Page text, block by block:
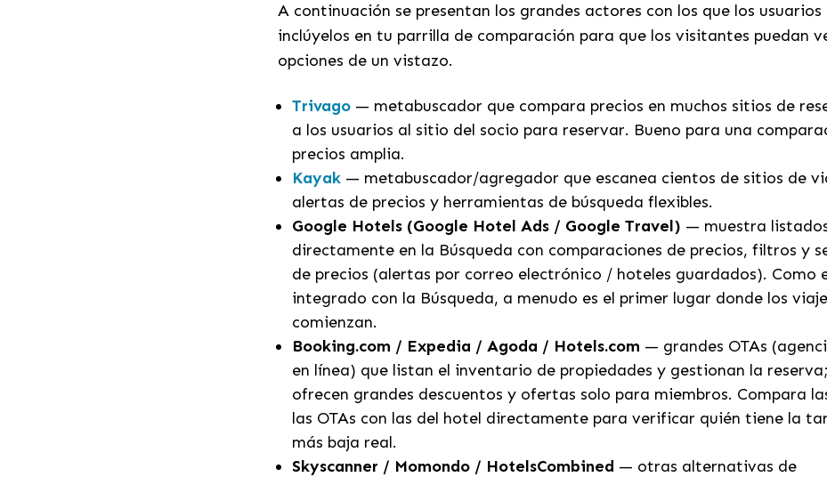
A continuación se presentan los grandes actores con los que los usuarios
inclúyelos en tu parrilla de comparación para que los visitantes puedan
opciones de un vistazo.
Trivago — metabuscador que compara precios en muchos sitios de
a los usuarios al sitio del socio para reservar. Bueno para una
precios amplia.
Kayak — metabuscador/agregador que escanea cientos de sitios de
alertas de precios y herramientas de búsqueda flexibles.
Google Hotels (Google Hotel Ads / Google Travel) — muestra
directamente en la Búsqueda con comparaciones de precios, filtros y
de precios (alertas por correo electrónico / hoteles guardados). Como
integrado con la Búsqueda, a menudo es el primer lugar donde los
comienzan.
Booking.com / Expedia / Agoda / Hotels.com — grandes OTAs
en línea) que listan el inventario de propiedades y gestionan la
ofrecen grandes descuentos y ofertas solo para miembros. Compara
las OTAs con las del hotel directamente para verificar quién tiene la
más baja real.
Skyscanner / Momondo / HotelsCombined — otras alternativas de